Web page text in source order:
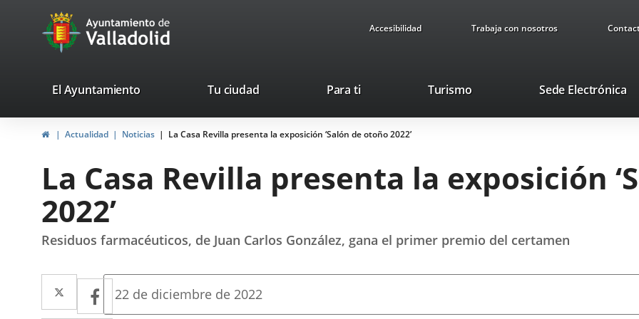
Portal
Web
Ayuntamiento
de
Accesibilidad Trabaja con nosotros
valladolid.es
El Ayuntamiento Tu ciudad Para ti TurismoEste
se
ventana
nueva.
Sede Electrónica
InicioActualidad Noticias La Casa Revilla presenta la exposición ‘Salón de otoño 2022’
La Casa Revilla presenta la exposición
2022’
Residuos farmacéuticos, de Juan Carlos González, gana el primer premio del certamen
Twitter
Enlace
a
Facebook
Enlace
Fecha
22 de diciembre de 2022